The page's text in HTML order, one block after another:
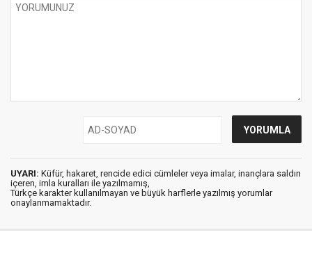
UYARI: Küfür, hakaret, rencide edici cümleler veya imalar, inançlara saldırı
içeren, imla kuralları ile yazılmamış,
Türkçe karakter kullanılmayan ve büyük harflerle yazılmış yorumlar
onaylanmamaktadır.